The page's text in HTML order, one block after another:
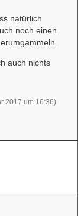
natürlich
noch einen
auch nichts
2017 um 16:36)